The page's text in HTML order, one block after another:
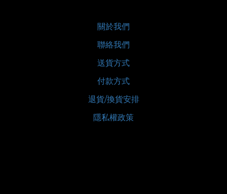
關於我們
聯絡我們
送貨方式
付款方式
退貨/換貨安排
隱私權政策